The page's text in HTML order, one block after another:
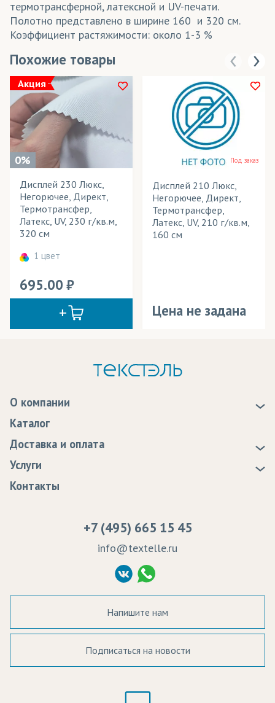
термотрансферной, латексной и UV-печати.
Полотно представлено в ширине 160 и 320 см.
Коэффициент растяжимости: около 1-3 %
Похожие товары
Акция
0%
Дисплей 230 Люкс,
Негорючее, Директ,
Термотрансфер,
Латекс, UV, 230 г/кв.м,
320 см
1 цвет
695.00
Под заказ
Дисплей 210 Люкс,
Негорючее, Директ,
Термотрансфер,
Латекс, UV, 210 г/кв.м,
160 см
Цена не задана
О компании
Статьи
Программа лояльности
Сертификаты качества
Судебные решения
Политика Конфиденциальности
Согласие на обработку ПД
Каталог
Доставка и оплата
Доставка
Оплата
Услуги
Образцы
Контакты
+7 (495) 665 15 45
info@textelle.ru
Напишите нам
Подписаться на новости